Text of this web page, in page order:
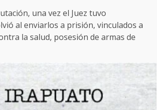
una vez el Juez tuvo
al enviarlos a prisión, vinculados a
la salud, posesión de armas de